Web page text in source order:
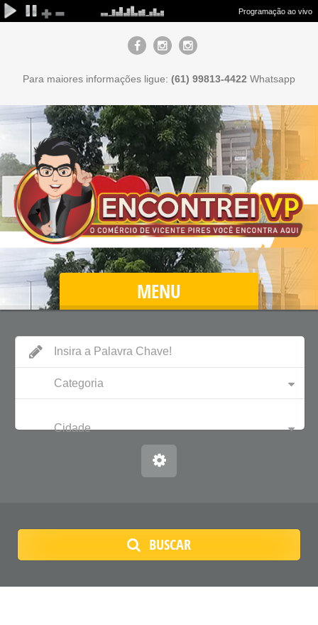
Para maiores informações ligue: (61) 99813-4422 Whatsapp
MENU
Categoria
Cidade
BUSCAR